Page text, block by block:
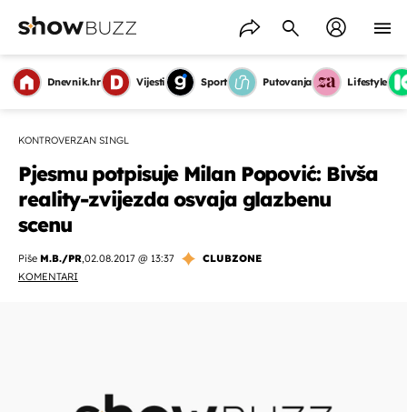
Dnevnik.hr Vijesti Sport Putovanja Lifestyle
KONTROVERZAN SINGL
Pjesmu potpisuje Milan Popović: Bivša
reality-zvijezda osvaja glazbenu
scenu
Piše M.B./PR,02.08.2017 @ 13:37
CLUBZONE
KOMENTARI